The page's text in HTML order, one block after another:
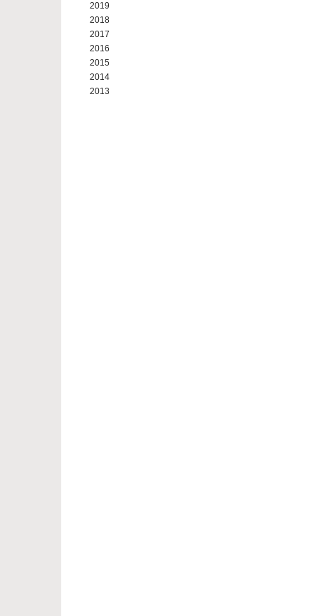
2019
2018
2017
2016
2015
2014
2013